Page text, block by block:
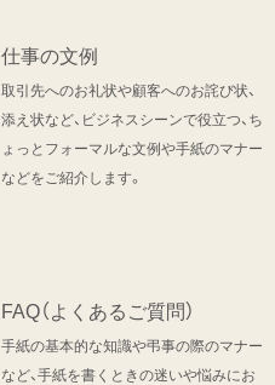
仕事の文例
取引先へのお礼状や顧客へのお詫び状、
添え状など、ビジネスシーンで役立つ、ち
ょっとフォーマルな文例や手紙のマナー
などをご紹介します。
FAQ（よくあるご質問）
手紙の基本的な知識や弔事の際のマナー
など、手紙を書くときの迷いや悩みにお